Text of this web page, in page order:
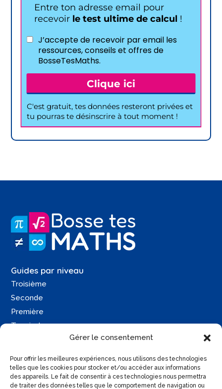
Gérer le consentement
Pour offrir les meilleures expériences, nous utilisons des technologies
telles que les cookies pour stocker et/ou accéder aux informations
des appareils. Le fait de consentir à ces technologies nous permettra
de traiter des données telles que le comportement de navigation ou
Guides par niveau
Troisième
Seconde
Première
Terminale
Contactez-moi
Retrouvez moi sur :